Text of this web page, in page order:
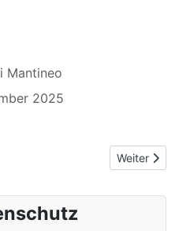
Mantineo
2025
Gemeinsam wachsen. ⚽
Nächster
Weiter